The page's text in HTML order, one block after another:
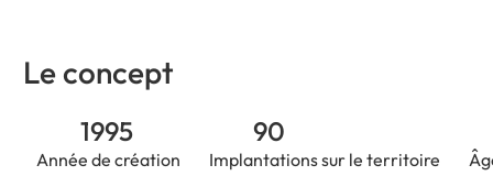
Le concept
Année de création
1995
Implantations sur le territoire
90